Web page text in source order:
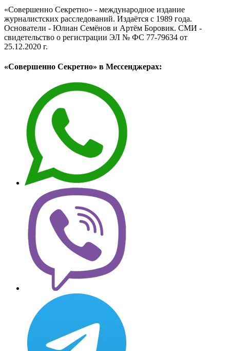
«Совершенно Секретно» - международное издание
журналистских расследований. Издаётся с 1989 года.
Основатели - Юлиан Семёнов и Артём Боровик. CМИ -
свидетельство о регистрации ЭЛ № ФС 77-79634 от
25.12.2020 г.
«Совершенно Секретно» в Мессенджерах: